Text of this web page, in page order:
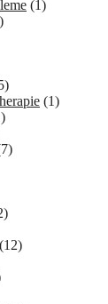
(1)
(1)
(12)